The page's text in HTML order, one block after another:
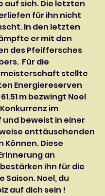
auf sich. Die letzten
für ihn nicht
In den letzten
er mit den
des Pfeiffersches
Für die
stellte
Energiereserven
m bezwingt Noel
im
und beweist in einer
enttäuschenden
Können. Diese
an
ihn für die
Saison. Noel, du
auf dich sein !